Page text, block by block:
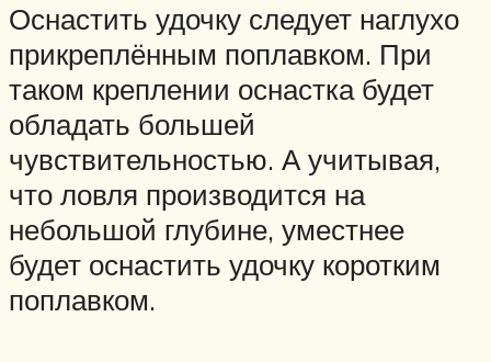
Оснастить удочку следует наглухо
прикреплённым поплавком. При
таком креплении оснастка будет
обладать большей
чувствительностью. А учитывая,
что ловля производится на
небольшой глубине, уместнее
будет оснастить удочку коротким
поплавком.